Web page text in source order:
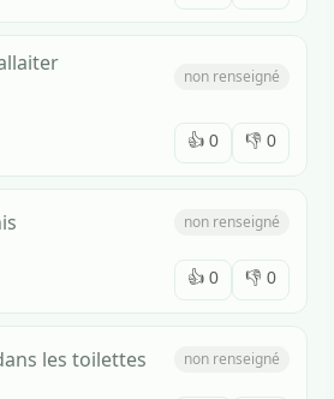
non renseigné
👍 0 👎 0
non renseigné
👍 0 👎 0
les toilettes non renseigné